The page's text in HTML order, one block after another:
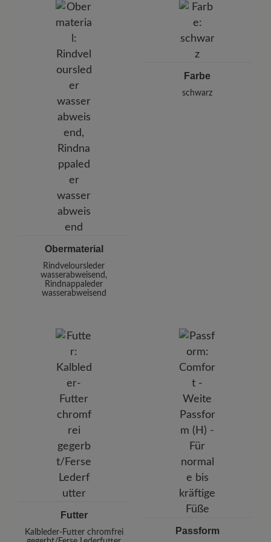
Pleidelsheimer Str. 15/1, 74321 Bietigheim-Bissingen,
E-mail:
kundenbetreuung@baer-schuhe.de
Obermaterial
Rindveloursleder
wasserabweisend,
Rindnappaleder
wasserabweisend
Farbe
schwarz
Futter
Kalbleder-Futter chromfrei
Passform